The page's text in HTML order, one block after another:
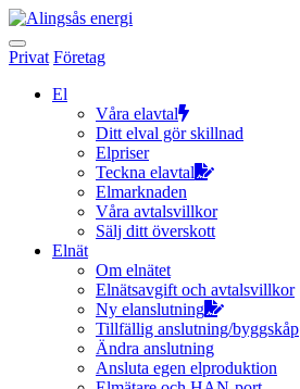
Hoppa
till
innehållet
Privat Företag
El
Våra elavtal
Ditt elval gör skillnad
Elpriser
Teckna elavtal
Elmarknaden
Våra avtalsvillkor
Sälj ditt överskott
Elnät
Om elnätet
Elnätsavgift och avtalsvillkor
Ny elanslutning
Tillfällig anslutning/byggskåp
Ändra anslutning
Ansluta egen elproduktion